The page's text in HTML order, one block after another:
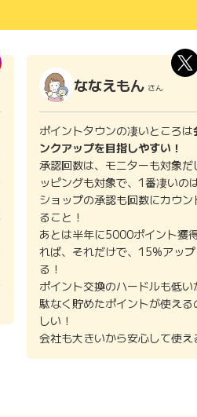
ななえもん さん
ポイントタウンの凄いところは
ンクアップを目指しやすい！
承認回数は、モニターも対象だ
ッピングも対象で、1番凄いの
ショップの承認も回数にカウン
ること！
あとは半年に5000ポイント獲
れば、それだけで、15%アッ
る！
ポイント交換のハードルも低い
駄なく貯めたポイントが使える
しい！
会社も大きいから安心して使え